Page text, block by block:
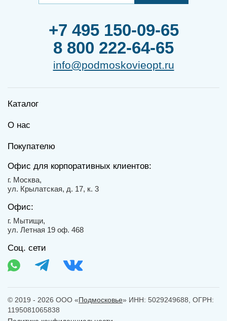
+7 495 150-09-65
8 800 222-64-65
info@podmoskovieopt.ru
Каталог
О нас
Покупателю
Офис для корпоративных клиентов:
г. Москва,
ул. Крылатская, д. 17, к. 3
Офис:
г. Мытищи,
ул. Летная 19 оф. 468
Соц. сети
© 2019 - 2026 ООО «Подмосковье» ИНН: 5029249688, ОГРН:
1195081065838